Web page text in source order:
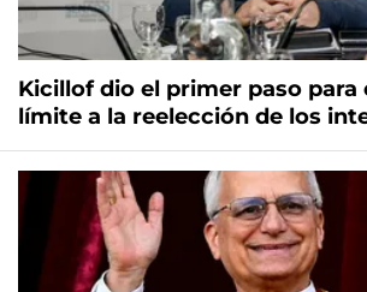
Kicillof dio el primer paso para
límite a la reelección de los